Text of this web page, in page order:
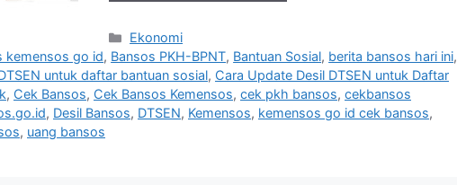
Kategori
Ekonomi
kemensos go id, Bansos PKH-BPNT, Bantuan Sosial, berita bansos hari ini,
untuk daftar bantuan sosial, Cara Update Desil DTSEN untuk Daftar
, Cek Bansos, Cek Bansos Kemensos, cek pkh bansos, cekbansos
, Desil Bansos, DTSEN, Kemensos, kemensos go id cek bansos,
, uang bansos